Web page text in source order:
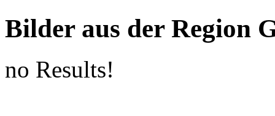
Bilder aus der Region
no Results!